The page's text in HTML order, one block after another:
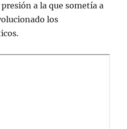
a la que sometía a
los